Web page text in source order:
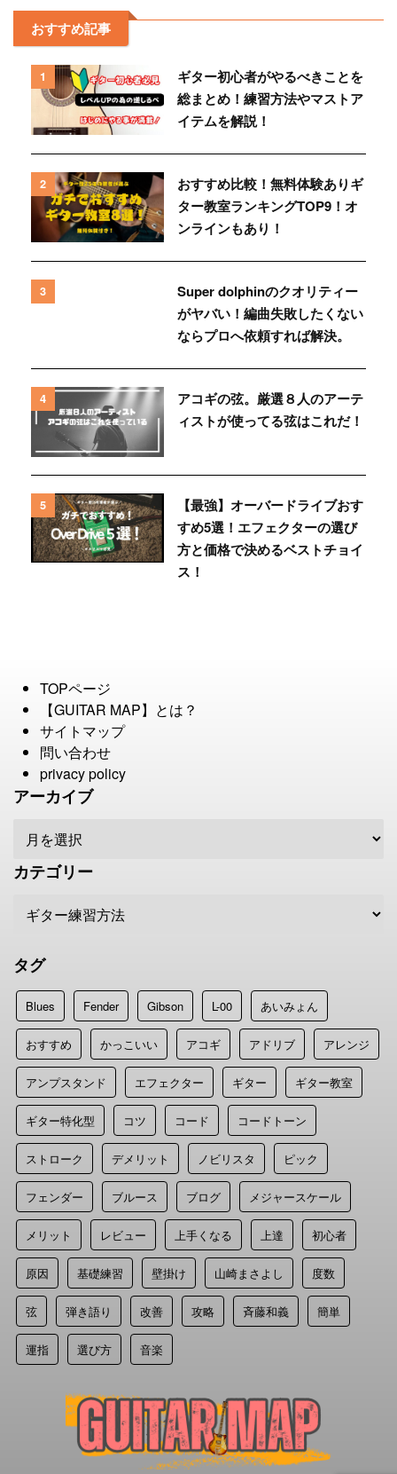
おすすめ記事
1
ギター初心者がやるべきことを
総まとめ！練習方法やマストア
イテムを解説！
2
おすすめ比較！無料体験ありギ
ター教室ランキングTOP9！オ
ンラインもあり！
3
Super dolphinのクオリティー
がヤバい！編曲失敗したくない
ならプロへ依頼すれば解決。
4
アコギの弦。厳選８人のアーテ
ィストが使ってる弦はこれだ！
5
【最強】オーバードライブおす
すめ5選！エフェクターの選び
方と価格で決めるベストチョイ
ス！
TOPページ
【GUITAR MAP】とは？
サイトマップ
問い合わせ
privacy policy
アーカイブ
カテゴリー
タグ
Blues Fender Gibson L-00 あいみょん
おすすめ かっこいい アコギ アドリブ アレンジ
アンプスタンド エフェクター ギター ギター教室
ギター特化型 コツ コード コードトーン
ストローク デメリット ノビリスタ ピック
フェンダー ブルース ブログ メジャースケール
メリット レビュー 上手くなる 上達 初心者
原因 基礎練習 壁掛け 山崎まさよし 度数
弦 弾き語り 改善 攻略 斉藤和義 簡単
運指 選び方 音楽